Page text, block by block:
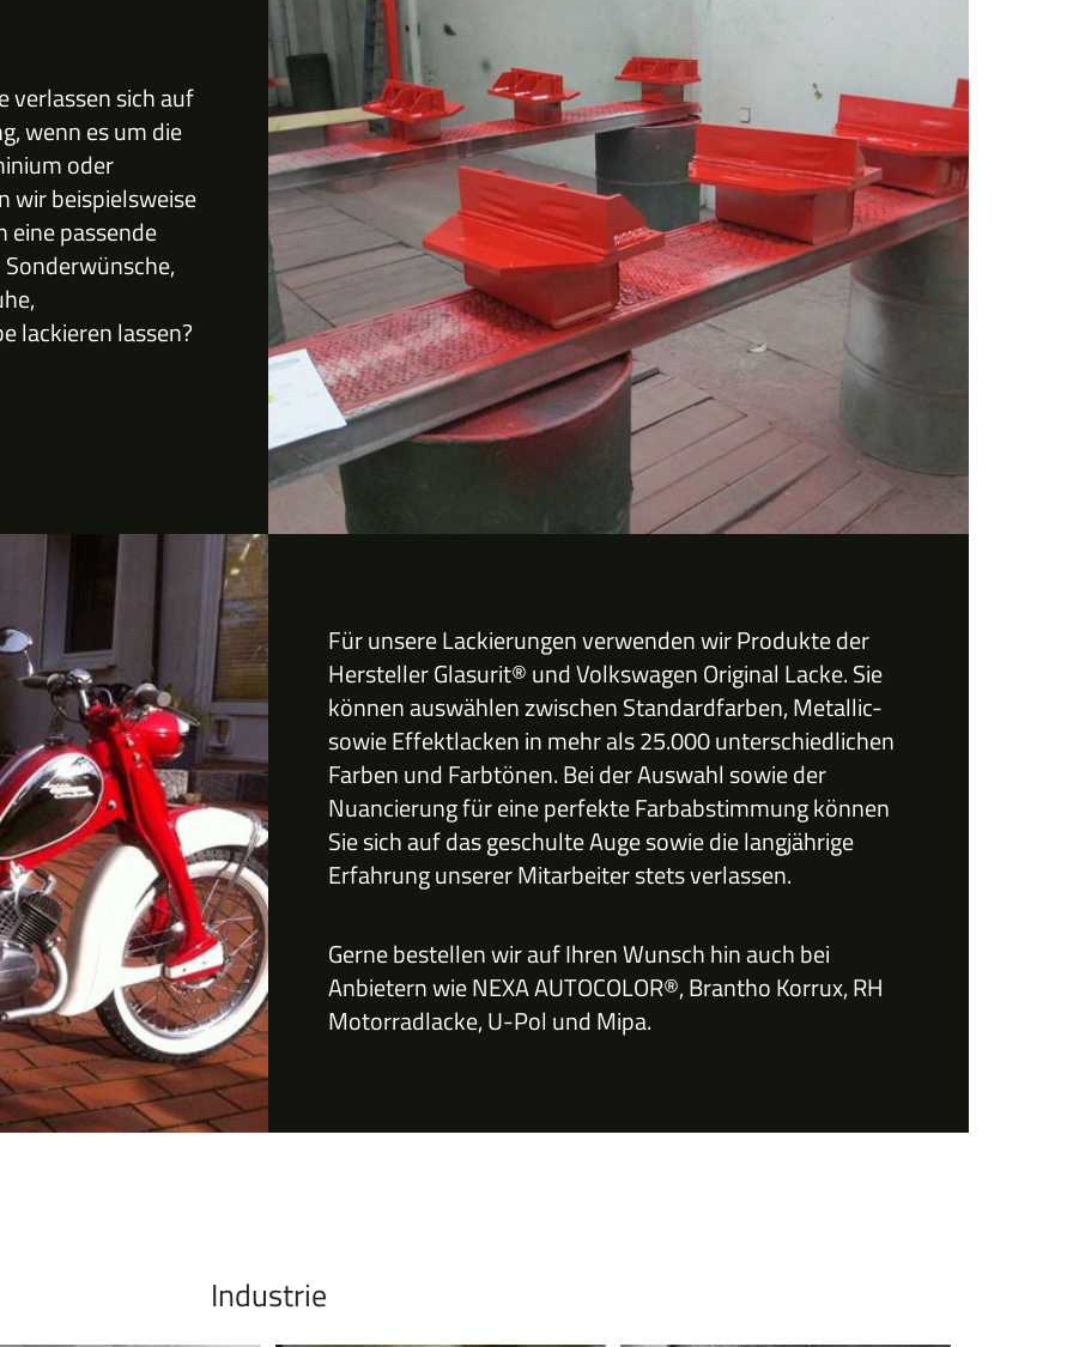
verlassen sich auf
wenn es um die
oder
wir beispielsweise
eine passende
lackieren lassen?
Für unsere Lackierungen verwenden wir Produkte der
Hersteller Glasurit® und Volkswagen Original Lacke. Sie
können auswählen zwischen Standardfarben, Metallic-
sowie Effektlacken in mehr als 25.000 unterschiedlichen
Farben und Farbtönen. Bei der Auswahl sowie der
Nuancierung für eine perfekte Farbabstimmung können
Sie sich auf das geschulte Auge sowie die langjährige
Erfahrung unserer Mitarbeiter stets verlassen.
Gerne bestellen wir auf Ihren Wunsch hin auch bei
Anbietern wie NEXA AUTOCOLOR®, Brantho Korrux, RH
Motorradlacke, U-Pol und Mipa.
Industrie